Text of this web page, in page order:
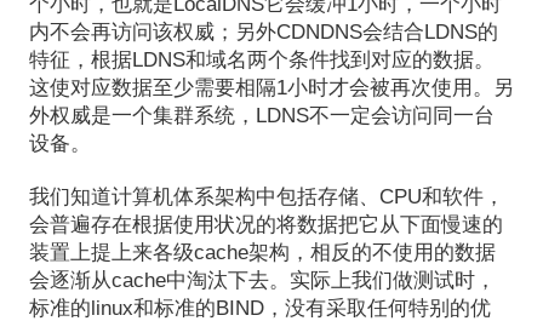
内不会再访问该权威；另外CDNDNS会结合LDNS的
特征，根据LDNS和域名两个条件找到对应的数据。
这使对应数据至少需要相隔1小时才会被再次使用。另
外权威是一个集群系统，LDNS不一定会访问同一台
设备。
我们知道计算机体系架构中包括存储、CPU和软件，
会普遍存在根据使用状况的将数据把它从下面慢速的
装置上提上来各级cache架构，相反的不使用的数据
会逐渐从cache中淘汰下去。实际上我们做测试时，
标准的linux和标准的BIND，没有采取任何特别的优